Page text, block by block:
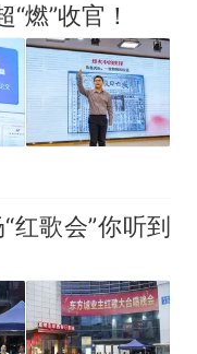
燃”收官！
红歌会”你听到